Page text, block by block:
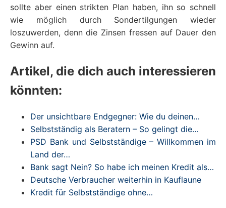
sollte aber einen strikten Plan haben, ihn so schnell
wie möglich durch Sondertilgungen wieder
loszuwerden, denn die Zinsen fressen auf Dauer den
Gewinn auf.
Artikel, die dich auch interessieren
könnten:
Der unsichtbare Endgegner: Wie du deinen…
Selbstständig als Beratern – So gelingt die…
PSD Bank und Selbstständige – Willkommen im
Land der…
Bank sagt Nein? So habe ich meinen Kredit als…
Deutsche Verbraucher weiterhin in Kauflaune
Kredit für Selbstständige ohne…